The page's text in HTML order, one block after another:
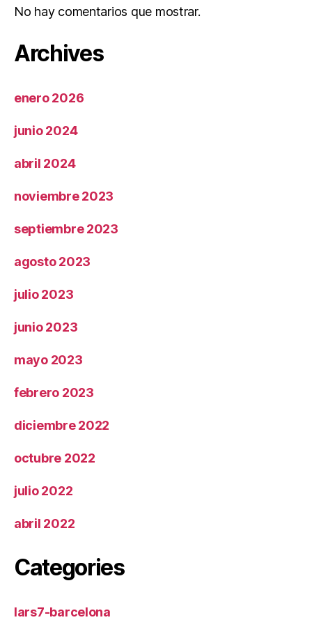
No hay comentarios que mostrar.
Archives
enero 2026
junio 2024
abril 2024
noviembre 2023
septiembre 2023
agosto 2023
julio 2023
junio 2023
mayo 2023
febrero 2023
diciembre 2022
octubre 2022
julio 2022
abril 2022
Categories
lars7-barcelona